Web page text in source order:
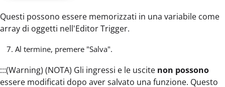
Questi possono essere memorizzati in una variabile come
array di oggetti nell'Editor Trigger.
Al termine, premere "Salva".
:::(Warning) (NOTA) Gli ingressi e le uscite non possono
essere modificati dopo aver salvato una funzione. Questo